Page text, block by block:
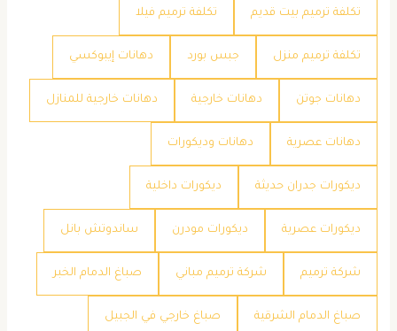
تكلفة ترميم بيت قديم تكلفة ترميم فيلا
تكلفة ترميم منزل جبس بورد دهانات إيبوكسي
دهانات جوتن دهانات خارجية دهانات خارجية للمنازل
دهانات عصرية دهانات وديكورات
ديكورات جدران حديثة ديكورات داخلية
ديكورات عصرية ديكورات مودرن ساندوتش بانل
شركة ترميم شركة ترميم مباني صباغ الدمام الخبر
صباغ الدمام الشرقية صباغ خارجي في الجبيل